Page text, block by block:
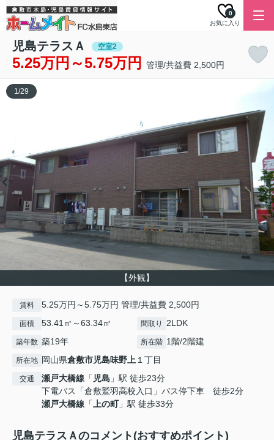
お気に入り
0
児島テラスＡ 空室2
5.25万円～5.75万円 管理/共益費 2,500円
【外観】
1/29
賃料 5.25万円～5.75万円 管理/共益費 2,500円
面積 53.41㎡～63.34㎡ 間取り 2LDK
築年数 築19年 所在階 1階/2階建
所在地 岡山県倉敷市児島味野上１丁目
交通 瀬戸大橋線 「 児島 」駅 徒歩23分
下電バス「倉敷鷲羽高校入口」バス停下車 徒歩2分
瀬戸大橋線 「上の町」駅 徒歩33分
児島テラスＡのコメント(おすすめポイント)